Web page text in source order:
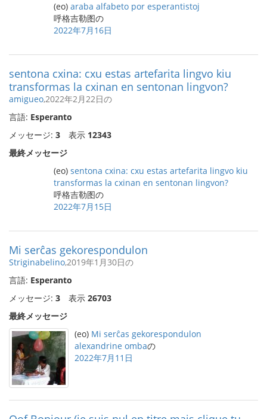
(eo) araba alfabeto por esperantistoj
呼格吉勒图の
2022年7月16日
sentona cxina: cxu estas artefarita lingvo kiu
transformas la cxinan en sentonan lingvon?
amigueo,2022年2月22日の
言語: Esperanto
メッセージ: 3 表示 12343
最終メッセージ
(eo) sentona cxina: cxu estas artefarita lingvo kiu
transformas la cxinan en sentonan lingvon?
呼格吉勒图の
2022年7月15日
Mi serĉas gekorespondulon
Striginabelino,2019年1月30日の
言語: Esperanto
メッセージ: 3 表示 26703
最終メッセージ
(eo) Mi serĉas gekorespondulon
alexandrine ombaの
2022年7月11日